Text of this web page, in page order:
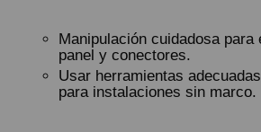
Manipulación cuidadosa para
panel y conectores.
Usar herramientas
para instalaciones sin marco.